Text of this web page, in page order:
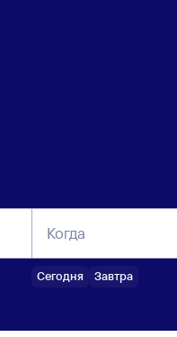
Когда
Сегодня Завтра